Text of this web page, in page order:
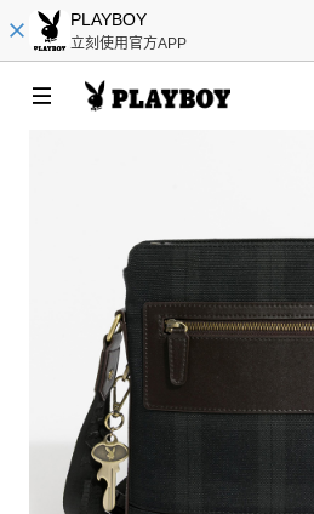
PLAYBOY
立刻使用官方APP